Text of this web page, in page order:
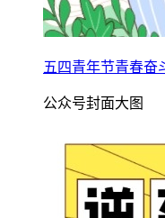
五四青年节青春奋
公众号封面大图